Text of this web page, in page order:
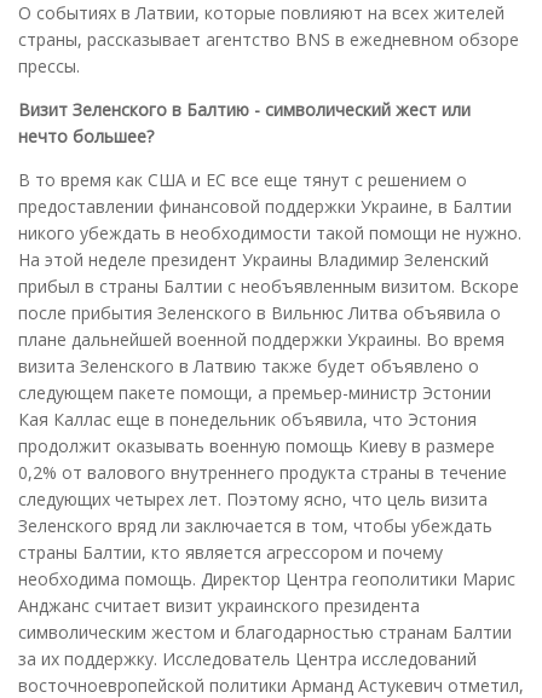
О событиях в Латвии, которые повлияют на всех жителей
страны, рассказывает агентство BNS в ежедневном обзоре
прессы.
Визит Зеленского в Балтию - символический жест или
нечто большее?
В то время как США и ЕС все еще тянут с решением о
предоставлении финансовой поддержки Украине, в Балтии
никого убеждать в необходимости такой помощи не нужно.
На этой неделе президент Украины Владимир Зеленский
прибыл в страны Балтии с необъявленным визитом. Вскоре
после прибытия Зеленского в Вильнюс Литва объявила о
плане дальнейшей военной поддержки Украины. Во время
визита Зеленского в Латвию также будет объявлено о
следующем пакете помощи, а премьер-министр Эстонии
Кая Каллас еще в понедельник объявила, что Эстония
продолжит оказывать военную помощь Киеву в размере
0,2% от валового внутреннего продукта страны в течение
следующих четырех лет. Поэтому ясно, что цель визита
Зеленского вряд ли заключается в том, чтобы убеждать
страны Балтии, кто является агрессором и почему
необходима помощь. Директор Центра геополитики Марис
Анджанс считает визит украинского президента
символическим жестом и благодарностью странам Балтии
за их поддержку. Исследователь Центра исследований
восточноевропейской политики Арманд Астукевич отметил,